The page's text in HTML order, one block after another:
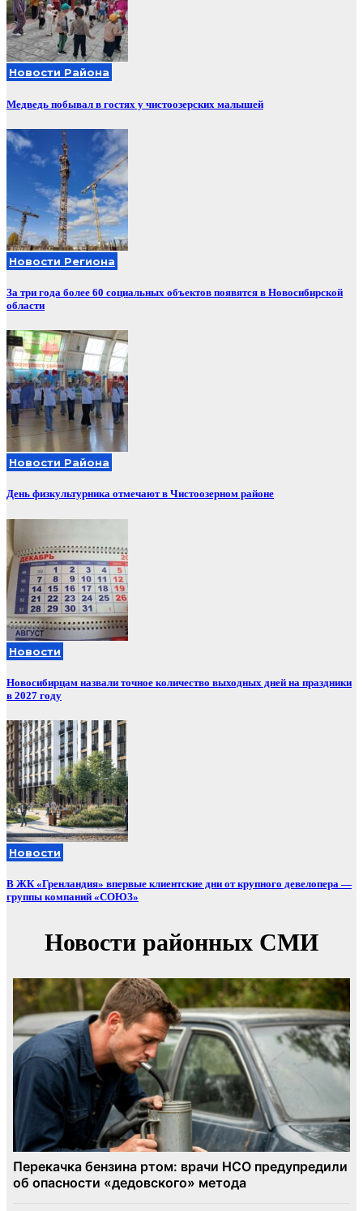
Новости Района
Медведь побывал в гостях у чистоозерских малышей
Новости Региона
За три года более 60 социальных объектов появятся в Новосибирской
области
Новости Района
День физкультурника отмечают в Чистоозерном районе
Новости
Новосибирцам назвали точное количество выходных дней на праздники
в 2027 году
Новости
В ЖК «Гренландия» впервые клиентские дни от крупного девелопера —
группы компаний «СОЮЗ»